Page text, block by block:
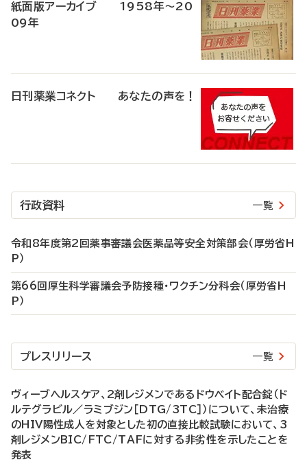
紙面版アーカイブ 1958年～20
09年
日刊薬業コネクト あなたの声を！
行政資料 一覧
令和8年度第2回薬事審議会医薬品等安全対策部会（厚労省H
P）
第66回厚生科学審議会予防接種・ワクチン分科会（厚労省H
P）
プレスリリース 一覧
ヴィーブヘルスケア、2剤レジメンであるドウベイト配合錠（ド
ルテグラビル／ラミブジン［DTG/3TC］）について、未治療
のHIV陽性成人を対象とした初の直接比較試験において、3
剤レジメンBIC/FTC/TAFに対する非劣性を示したことを
発表